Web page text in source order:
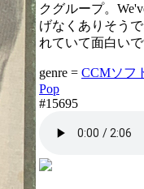
クグループ。
げなくありそう
れていて面白い
genre = CCMソフ
Pop
#15695